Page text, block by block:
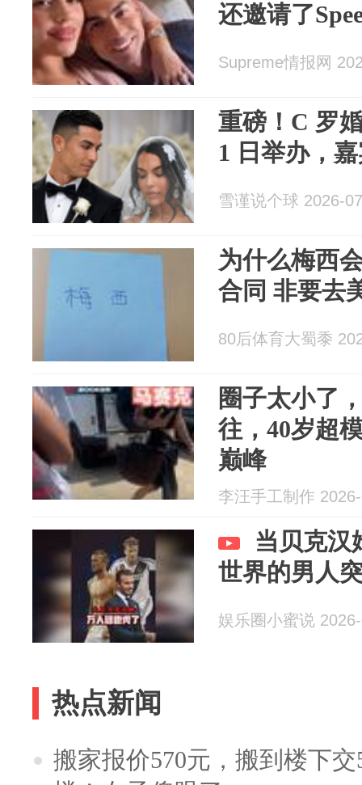
还邀请了
Supreme情报网
重磅！C 罗
1 日举办，
雪谨说个球 2026-
为什么梅西
合同 非
80后体育大蜀黍
圈子太小了
往，40岁超
巅峰
李汪手工制作
当贝克汉
世界的男人
娱乐圈小蜜说
热点新闻
搬家报价570元，搬到楼下